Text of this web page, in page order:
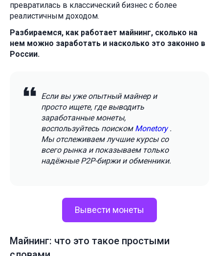
превратилась в классический бизнес с более
реалистичным доходом.
Разбираемся, как работает майнинг, сколько на
нем можно заработать и насколько это законно в
России.
Если вы уже опытный майнер и
просто ищете, где выводить
заработанные монеты,
воспользуйтесь поиском Monetory.
Мы отслеживаем лучшие курсы со
всего рынка и показываем только
надёжные P2P-биржи и обменники.
Вывести монеты
Майнинг: что это такое простыми